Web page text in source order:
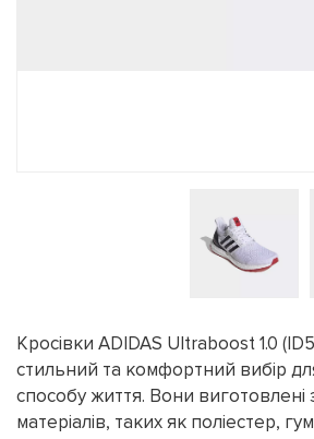
Кросівки ADIDAS Ultraboost 1.0
стильний та комфортний вибір
способу життя. Вони виготовлені
матеріалів, таких як поліестер,